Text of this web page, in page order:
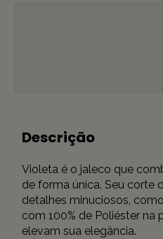
Descrição
Violeta é o jaleco que
de forma única. Seu corte
detalhes minuciosos,
com 100% de Poliéster na
elevam sua elegância.